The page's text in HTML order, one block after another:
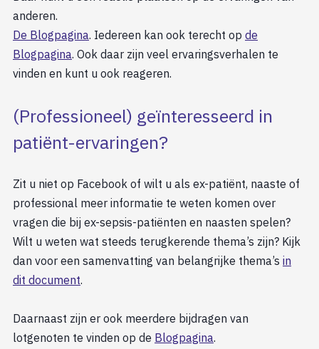
anderen.
De Blogpagina. Iedereen kan ook terecht op de
Blogpagina. Ook daar zijn veel ervaringsverhalen te
vinden en kunt u ook reageren.
(Professioneel) geïnteresseerd in
patiënt-ervaringen?
Zit u niet op Facebook of wilt u als ex-patiënt, naaste of
professional meer informatie te weten komen over
vragen die bij ex-sepsis-patiënten en naasten spelen?
Wilt u weten wat steeds terugkerende thema’s zijn? Kijk
dan voor een samenvatting van belangrijke thema’s in
dit document.
Daarnaast zijn er ook meerdere bijdragen van
lotgenoten te vinden op de Blogpagina.